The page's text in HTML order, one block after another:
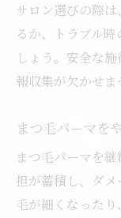
サロン選びの際
るか、トラブル
しょう。安全な
報収集が欠かせま
まつ毛パーマを
まつ毛パーマを
担が蓄積し、ダ
毛が細くなった